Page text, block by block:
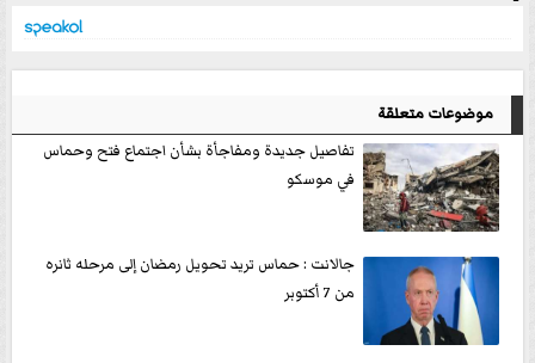
موضوعات متعلقة
تفاصيل جديدة ومفاجأة بشأن اجتماع فتح وحماس
في موسكو
جالانت : حماس تريد تحويل رمضان إلى مرحله ثانره
من 7 أكتوبر